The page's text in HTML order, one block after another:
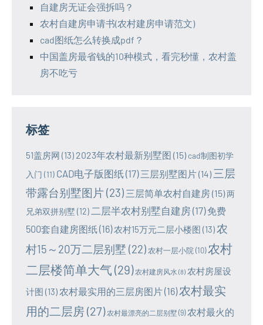
自建房无证会强拆吗？
农村自建房申请书(农村建房申请范文)
cad图纸怎么转换成pdf？
中国盖房最省钱的10种模式，看完秒懂，农村盖
房不吃亏
标签
51盖房网 (13) 2023年农村最新别墅图 (15) cad制图初学
入门 (11) CAD电子版图纸 (17) 三层别墅图片(14) 三层
带露台别墅图片 (23) 三层简单农村自建房(15)两
兄弟双拼别墅 (12) 二层半农村别墅自建房(17) 免费
500套自建房图纸 (16) 农村15万元二层小楼图 (13)农
村15～20万二层别墅 (22) 农村一层小院 (10) 农村
二层楼简单大气 (29) 农村建房风水 (8) 农村房屋设
计图 (13) 农村最实用的三层房图片(16) 农村最实
用的二层房 (27) 农村最漂亮的二层别墅(9) 农村最火的